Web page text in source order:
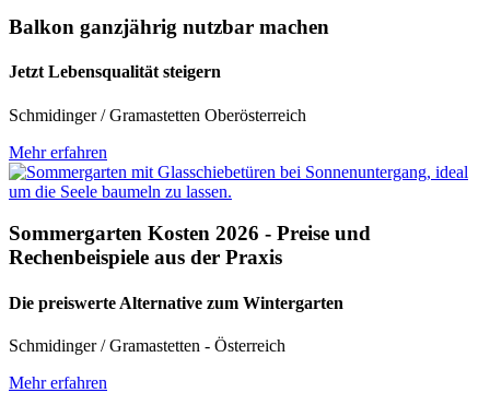
Balkon ganzjährig nutzbar machen
Jetzt Lebensqualität steigern
Schmidinger / Gramastetten Oberösterreich
Mehr erfahren
Sommergarten Kosten 2026 - Preise und
Rechenbeispiele aus der Praxis
Die preiswerte Alternative zum Wintergarten
Schmidinger / Gramastetten - Österreich
Mehr erfahren